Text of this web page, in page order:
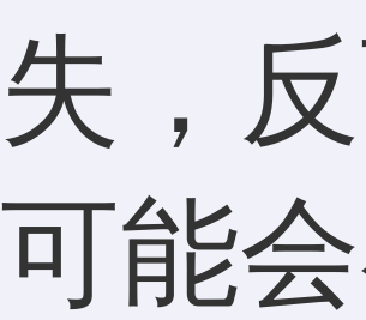
失，
可能